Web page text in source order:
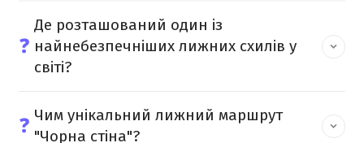
❓
Де розташований один із
найнебезпечніших лижних схилів у
світі?
❓ Чим унікальний лижний маршрут
"Чорна стіна"?